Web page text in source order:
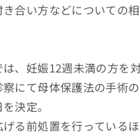
合い方などについての
、妊娠12週未満の方を
にて母体保護法の手術
決定。
る前処置を行っている